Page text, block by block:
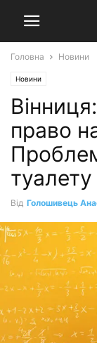
Головна Новини
Новини
право
туалету
Від Голошивець